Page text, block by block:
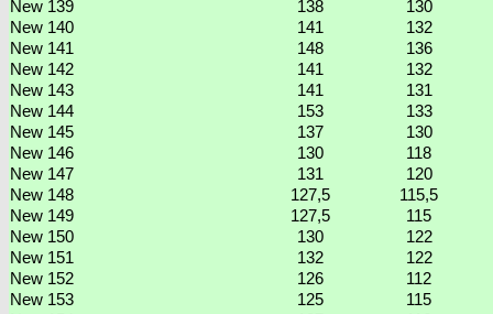
New 139
138
130
New 140
141
132
New 141
148
136
New 142
141
132
New 143
141
131
New 144
153
133
New 145
137
130
New 146
130
118
New 147
131
120
New 148
127,5
115,5
New 149
127,5
115
New 150
130
122
New 151
132
122
New 152
126
112
New 153
125
115